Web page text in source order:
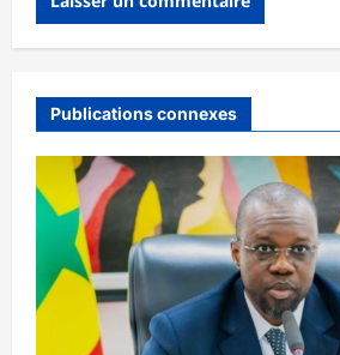
Publications connexes